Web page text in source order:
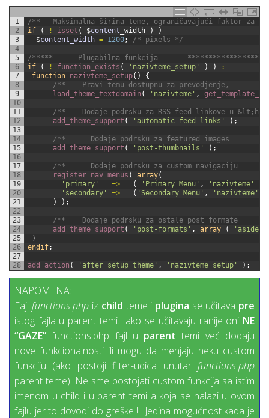
1
2
3
4
5
6
7
8
9
10
11
12
13
14
15
16
17
18
19
20
21
22
23
24
25
26
27
28
/**   Maksimalna širina teme, ograničavajući faktor za
if
( ! isset ( $content width )
)
$content_width = 1200; /* pixels */
/*****      Plugabilna funkcija
if
( ! function_exists ( 'nazivteme_setup' ) )
:
function nazivteme_setup( )
{
/**    Pravi temu dostupnu za prevodjenje,
load_theme_textdomain ( 'nazivteme' ,
/**    Dodaje podrsku za RSS feed linkove u
add_theme_support ( 'automatic-feed-links' ) ;
/**      Dodaje podrsku za featured images
add_theme_support ( 'post-thumbnails' ) ;
/**      Dodaje podrsku za custom navigaciju
register_nav_menus ( array(
'primary'
=> ( 'Primary Menu' , 'nazivteme'
'secondary'
=> ( 'Secondary Menu' , 'nazivteme'
)
) ;
/**    Dodaje podrsku za ostale post formate
add_theme_support ( 'post-formats' , array ( 'aside'
}
endif;
add_action ( 'after_setup_theme' , 'nazivteme_setup' ) ;
NAPOMENA:
Fajl functions.phpiz child teme i plugina se učitava pre
istog fajla u parent temi. Iako se učitavaju ranije oni NE
“GAZE” functions.php fajl u parent temi već dodaju
nove funkcionalnosti ili mogu da menjaju neku custom
funkciju (ako postoji filter-udica unutar functions.php
parent teme). Ne sme postojati custom funkcija sa istim
imenom u child i u parent temi a koja se nalazi u ovom
fajlu jer to dovodi do greške !!! Jedina mogućnost kada je